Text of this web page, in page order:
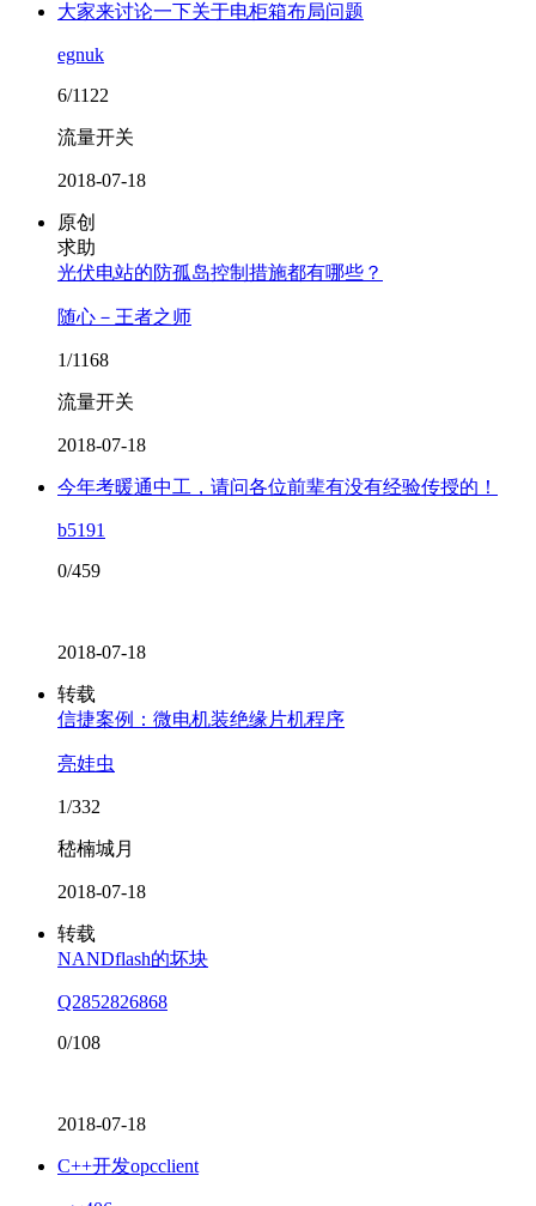
大家来讨论一下关于电柜箱布局问题
egnuk
6/1122
流量开关
2018-07-18
原创
求助
光伏电站的防孤岛控制措施都有哪些？
随心－王者之师
1/1168
流量开关
2018-07-18
今年考暖通中工，请问各位前辈有没有经验传授的！
b5191
0/459
2018-07-18
转载
信捷案例：微电机装绝缘片机程序
亮娃虫
1/332
嵇楠城月
2018-07-18
转载
NANDflash的坏块
Q2852826868
0/108
2018-07-18
C++开发opcclient